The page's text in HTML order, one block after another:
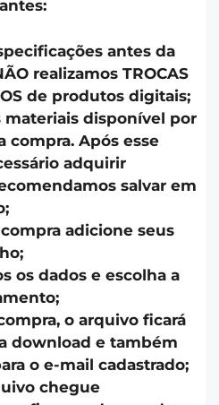
antes da
realizamos TROCAS
de produtos digitais;
materiais disponível por
compra. Após esse
adquirir
salvar em
adicione seus
os dados e escolha a
o arquivo ficará
download e também
o e-mail cadastrado;
chegue